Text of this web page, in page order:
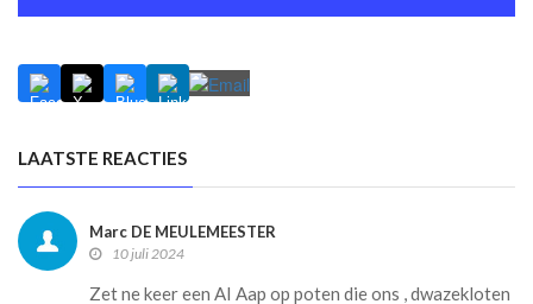
LAATSTE REACTIES
Marc DE MEULEMEESTER
10 juli 2024
Zet ne keer een AI Aap op poten die ons , dwazekloten